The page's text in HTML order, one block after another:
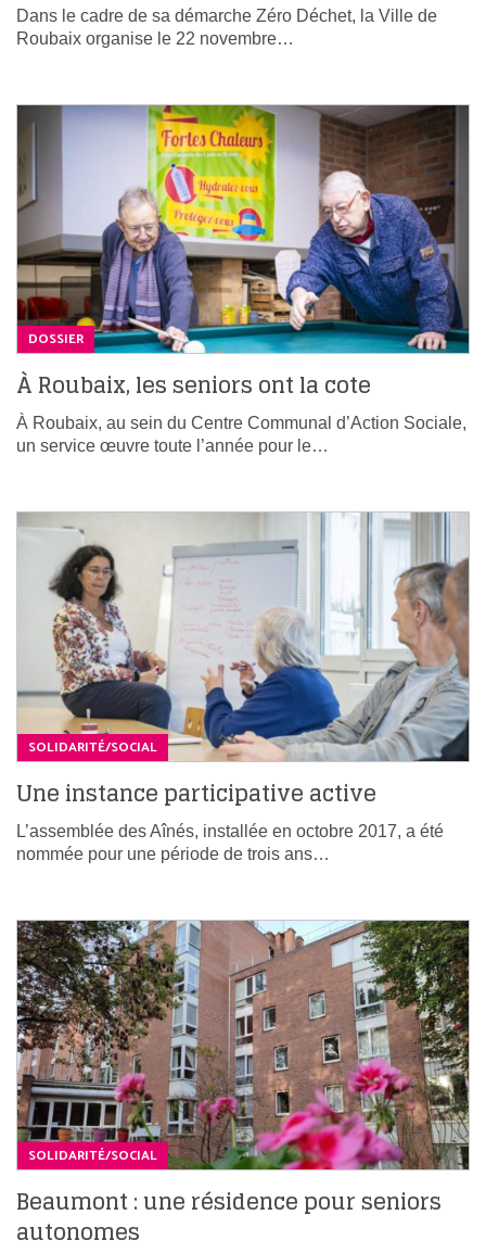
Dans le cadre de sa démarche Zéro Déchet, la Ville de
Roubaix organise le 22 novembre…
DOSSIER
À Roubaix, les seniors ont la cote
À Roubaix, au sein du Centre Communal d’Action Sociale,
un service œuvre toute l’année pour le…
SOLIDARITÉ/SOCIAL
Une instance participative active
L’assemblée des Aînés, installée en octobre 2017, a été
nommée pour une période de trois ans…
SOLIDARITÉ/SOCIAL
Beaumont : une résidence pour seniors
autonomes